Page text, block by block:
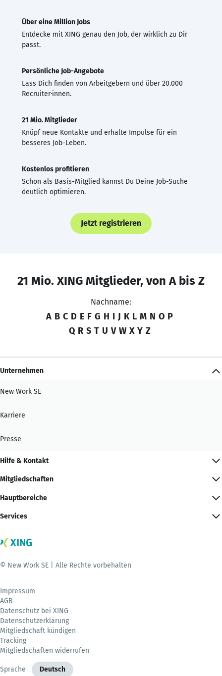
Über eine Million Jobs
Entdecke mit XING genau den Job, der wirklich zu Dir
passt.
Persönliche Job-Angebote
Lass Dich finden von Arbeitgebern und über 20.000
Recruiter·innen.
21 Mio. Mitglieder
Knüpf neue Kontakte und erhalte Impulse für ein
besseres Job-Leben.
Kostenlos profitieren
Schon als Basis-Mitglied kannst Du Deine Job-Suche
deutlich optimieren.
Jetzt registrieren
21 Mio. XING Mitglieder, von A bis Z
Nachname:
A B C D E F G H I J K L M N O P
Q R S T U V W X Y Z
Unternehmen
New Work SE
Karriere
Presse
Hilfe & Kontakt
Mitgliedschaften
Hauptbereiche
Services
© New Work SE | Alle Rechte vorbehalten
Impressum
AGB
Datenschutz bei XING
Datenschutzerklärung
Mitgliedschaft kündigen
Tracking
Mitgliedschaften widerrufen
Sprache Deutsch